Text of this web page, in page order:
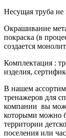
Несущая труба
Окрашивание
покраска (в
создается
Комплектация :
изделия,
В нашем
тренажеров для
компании вы
которыми можно
территории
поселения или